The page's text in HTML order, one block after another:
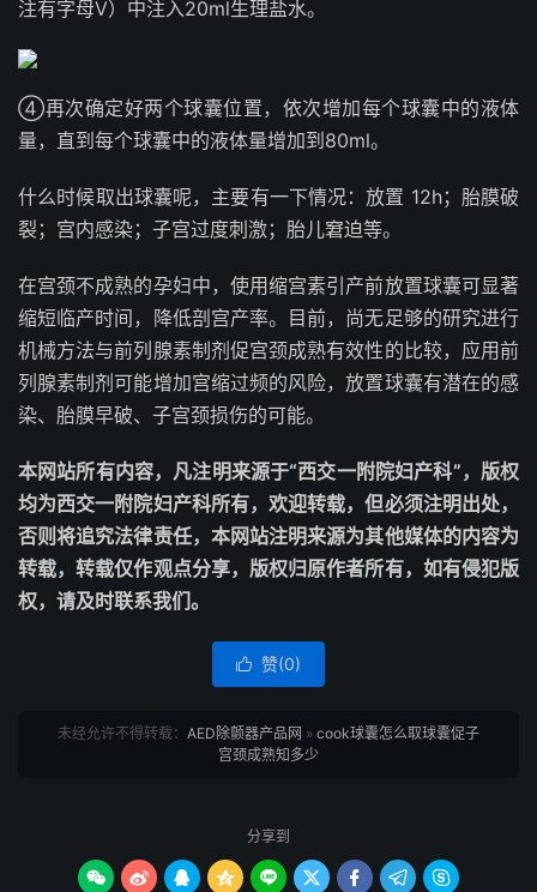
注有字母V）中注入20ml生理盐水。
④再次确定好两个球囊位置，依次增加每个球囊中的液体
量，直到每个球囊中的液体量增加到80ml。
什么时候取出球囊呢，主要有一下情况：放置 12h；胎膜破
裂；宫内感染；子宫过度刺激；胎儿窘迫等。
在宫颈不成熟的孕妇中，使用缩宫素引产前放置球囊可显著
缩短临产时间，降低剖宫产率。目前，尚无足够的研究进行
机械方法与前列腺素制剂促宫颈成熟有效性的比较，应用前
列腺素制剂可能增加宫缩过频的风险，放置球囊有潜在的感
染、胎膜早破、子宫颈损伤的可能。
本网站所有内容，凡注明来源于“西交一附院妇产科”，版权
均为西交一附院妇产科所有，欢迎转载，但必须注明出处，
否则将追究法律责任，本网站注明来源为其他媒体的内容为
转载，转载仅作观点分享，版权归原作者所有，如有侵犯版
权，请及时联系我们。
 赞(0)
未经允许不得转载： AED除颤器产品网 » cook球囊怎么取球囊促子
宫颈成熟知多少
分享到
        